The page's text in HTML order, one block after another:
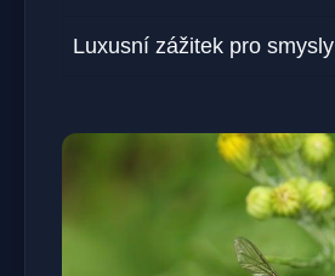
Luxusní zážitek pro smysly